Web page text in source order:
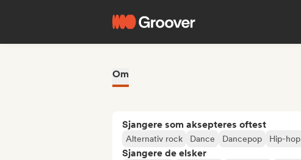
Om
Sjangere som aksepteres oftest
Alternativ rock Dance Dancepop Hip-hop
Sjangere de elsker